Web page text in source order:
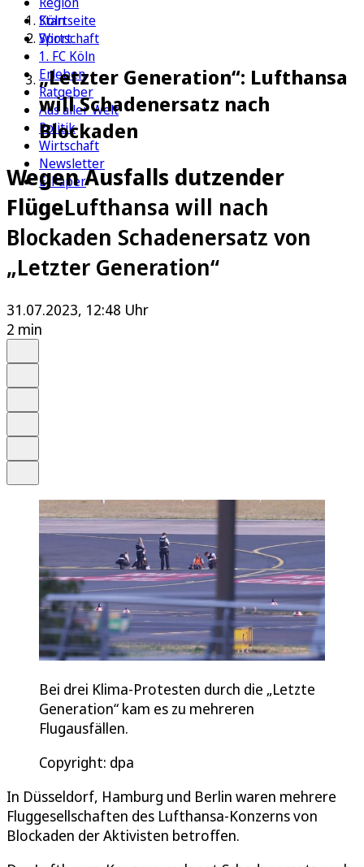
Köln
Sport
1. FC Köln
Erleben
Ratgeber
Aus aller Welt
Politik
Wirtschaft
Newsletter
E-Paper
Startseite
Wirtschaft
„Letzter Generation“: Lufthansa
will Schadenersatz nach
Blockaden
Wegen Ausfalls dutzender
FlügeLufthansa will nach
Blockaden Schadenersatz von
„Letzter Generation“
31.07.2023, 12:48 Uhr
2 min
Bei drei Klima-Protesten durch die „Letzte
Generation“ kam es zu mehreren
Flugausfällen.
Copyright: dpa
In Düsseldorf, Hamburg und Berlin waren mehrere
Fluggesellschaften des Lufthansa-Konzerns von
Blockaden der Aktivisten betroffen.